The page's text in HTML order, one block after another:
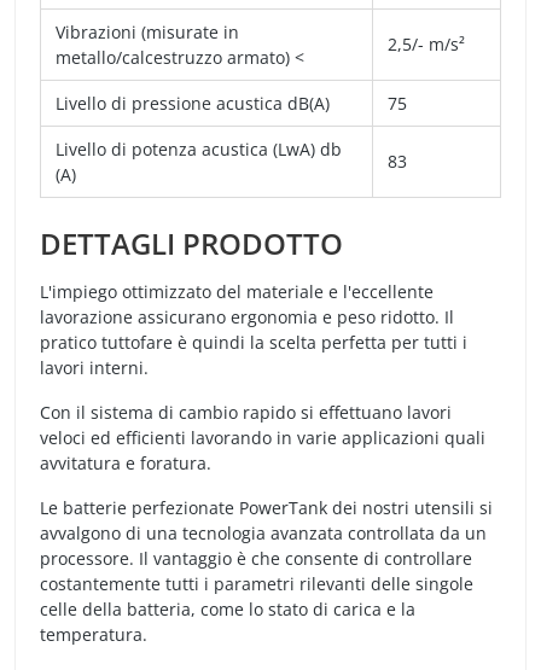
Vibrazioni (misurate in
metallo/calcestruzzo armato) <
2,5/- m/s²
Livello di pressione acustica dB(A)
75
Livello di potenza acustica (LwA) db
(A)
83
DETTAGLI PRODOTTO
L'impiego ottimizzato del materiale e l'eccellente
lavorazione assicurano ergonomia e peso ridotto. Il
pratico tuttofare è quindi la scelta perfetta per tutti i
lavori interni.
Con il sistema di cambio rapido si effettuano lavori
veloci ed efficienti lavorando in varie applicazioni quali
avvitatura e foratura.
Le batterie perfezionate PowerTank dei nostri utensili si
avvalgono di una tecnologia avanzata controllata da un
processore. Il vantaggio è che consente di controllare
costantemente tutti i parametri rilevanti delle singole
celle della batteria, come lo stato di carica e la
temperatura.